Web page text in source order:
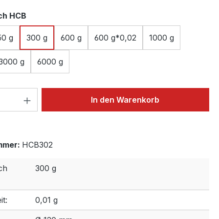
HCB
g 300 g 600 g 600 g*0,02 1000 g
g 6000 g
Anzahl: Gib den gewünschten Wert
In den Warenkorb
HCB302
300 g
0,01 g